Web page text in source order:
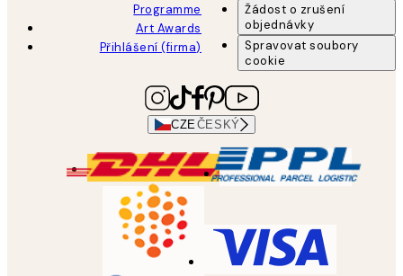
Programme
Art Awards
Přihlášení (firma)
Žádost o zrušení
objednávky
Spravovat soubory
cookie
CZE ČESKÝ